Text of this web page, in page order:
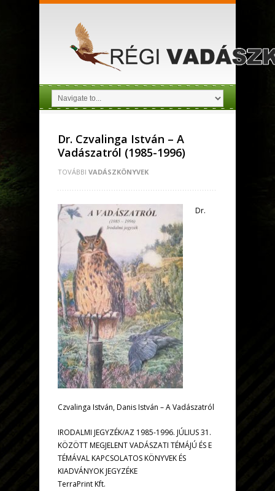
Dr. Czvalinga István – A
Vadászatról (1985-1996)
TOVÁBBI VADÁSZKÖNYVEK
Dr.
Czvalinga István, Danis István – A Vadászatról
IRODALMI JEGYZÉK/AZ 1985-1996. JÚLIUS 31.
KÖZÖTT MEGJELENT VADÁSZATI TÉMÁJÚ ÉS E
TÉMÁVAL KAPCSOLATOS KÖNYVEK ÉS
KIADVÁNYOK JEGYZÉKE
TerraPrint Kft.